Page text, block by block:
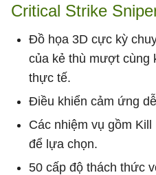
Critical Strike
Đồ họa 3D cực kỳ
của kẻ thù mượt cùng
thực tế.
Điều khiển cảm ứng
Các nhiệm vụ gồm
để lựa chọn.
50 cấp độ thách thức